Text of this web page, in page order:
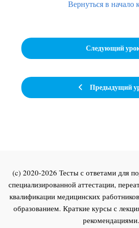
Предыдущий
Вернуться в начало
Следующий
(c) 2020-2026 Тесты с ответами для
специализированной аттестации,
квалификации медицинских
образованием. Краткие курсы с
рекомендациями.